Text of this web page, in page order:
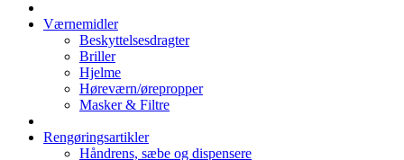
Værnemidler
Beskyttelsesdragter
Briller
Hjelme
Høreværn/ørepropper
Masker & Filtre
Rengøringsartikler
Håndrens, sæbe og dispensere